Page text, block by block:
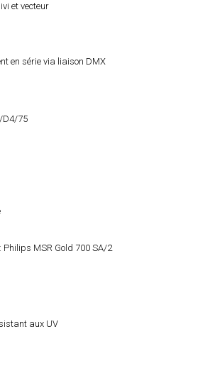
et vecteur
en série via liaison DMX
D4/75
Philips MSR Gold 700 SA/2
aux UV